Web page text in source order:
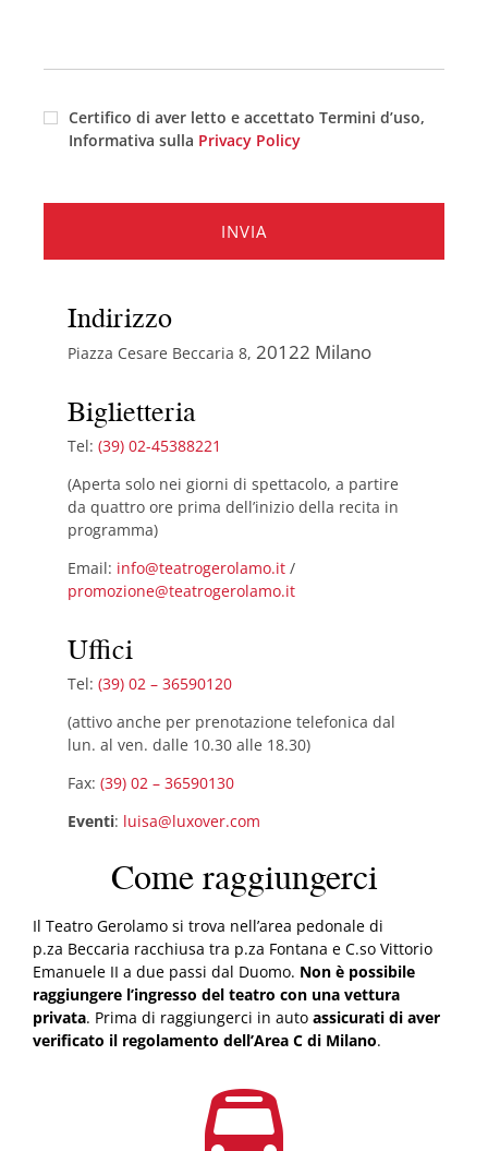
Certifico di aver letto e accettato Termini d’uso,
Informativa sulla Privacy Policy
Indirizzo
Piazza Cesare Beccaria 8, 20122 Milano
Biglietteria
Tel: (39) 02-45388221
(Aperta solo nei giorni di spettacolo, a partire
da quattro ore prima dell’inizio della recita in
programma)
Email: info@teatrogerolamo.it /
promozione@teatrogerolamo.it
Uffici
Tel: (39) 02 – 36590120
(attivo anche per prenotazione telefonica dal
lun. al ven. dalle 10.30 alle 18.30)
Fax: (39) 02 – 36590130
Eventi: luisa@luxover.com
Come raggiungerci
Il Teatro Gerolamo si trova nell’area pedonale di
p.za Beccaria racchiusa tra p.za Fontana e C.so Vittorio
Emanuele II a due passi dal Duomo. Non è possibile
raggiungere l’ingresso del teatro con una vettura
privata. Prima di raggiungerci in auto assicurati di aver
verificato il regolamento dell’Area C di Milano.